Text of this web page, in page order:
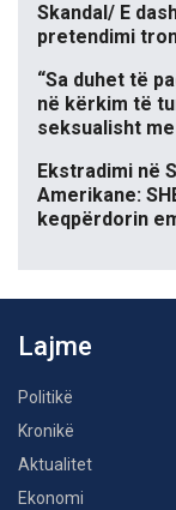
Skandal/ E
pretendimi
“Sa duhet të
në kërkim të
seksualisht
Ekstradimi në
Amerikane:
keqpërdorin
Lajme
Politikë
Kronikë
Aktualitet
Ekonomi